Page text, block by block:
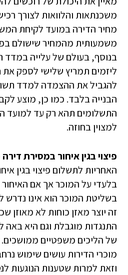
משכנתאות והלוואות לצורך
מחיר הדירה במועד לקיחת
משמעותית מהמחיר שישולם
בנוסף, בעולם של עלייה במדד
ליזמים תמריץ שלישי לספק
להגביל את ההצמדה למדד
הבנייה בלבד. כמו כן, מוצע
התשלומים תהא רק עד למועד
למצוין בחוזה.
פיצוי בגין איחור במסירת דירה
האחריות לתשלום פיצוי בגין
בלעדי על המוכר אך אם האיחור
בשליטת המוכר הוא אינו נדרש
זה יוצר מאזן כוחות לא מאוזן
התנגדות מוגבלת וגם היא באה
של הליכים משפטיים
מוכרי הדירות עושים שימוש
וזאת למרות שטענות הנוגעות